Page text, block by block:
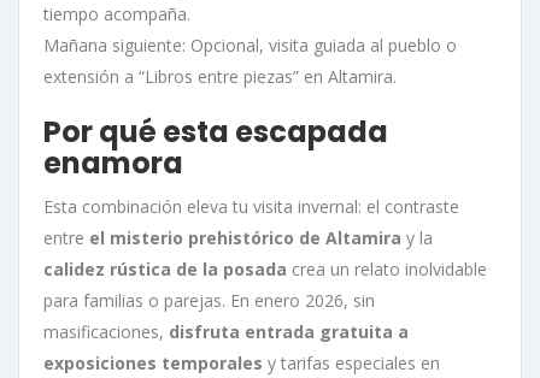
tiempo acompaña.
Mañana siguiente: Opcional, visita guiada al pueblo o
extensión a “Libros entre piezas” en Altamira.
Por qué esta escapada
enamora
Esta combinación eleva tu visita invernal: el contraste
entre el misterio prehistórico de Altamira y la
calidez rústica de la posada crea un relato inolvidable
para familias o parejas. En enero 2026, sin
masificaciones, disfruta entrada gratuita a
exposiciones temporales y tarifas especiales en